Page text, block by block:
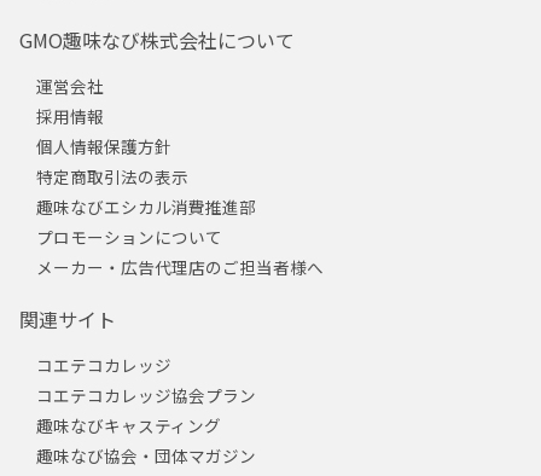
GMO趣味なび株式会社について
運営会社
採用情報
個人情報保護方針
特定商取引法の表示
趣味なびエシカル消費推進部
プロモーションについて
メーカー・広告代理店のご担当者様へ
関連サイト
コエテコカレッジ
コエテコカレッジ協会プラン
趣味なびキャスティング
趣味なび協会・団体マガジン